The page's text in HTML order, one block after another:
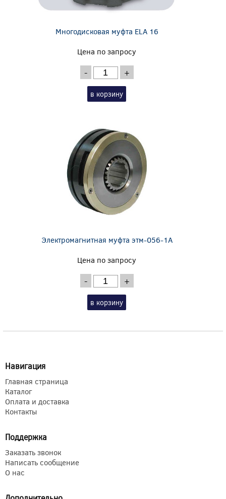
Многодисковая муфта ELA 16
Цена по запросу
- +
в корзину
Электромагнитная муфта этм-056-1А
Цена по запросу
- +
в корзину
Навигация
Главная страница
Каталог
Оплата и доставка
Контакты
Поддержка
Заказать звонок
Написать сообщение
О нас